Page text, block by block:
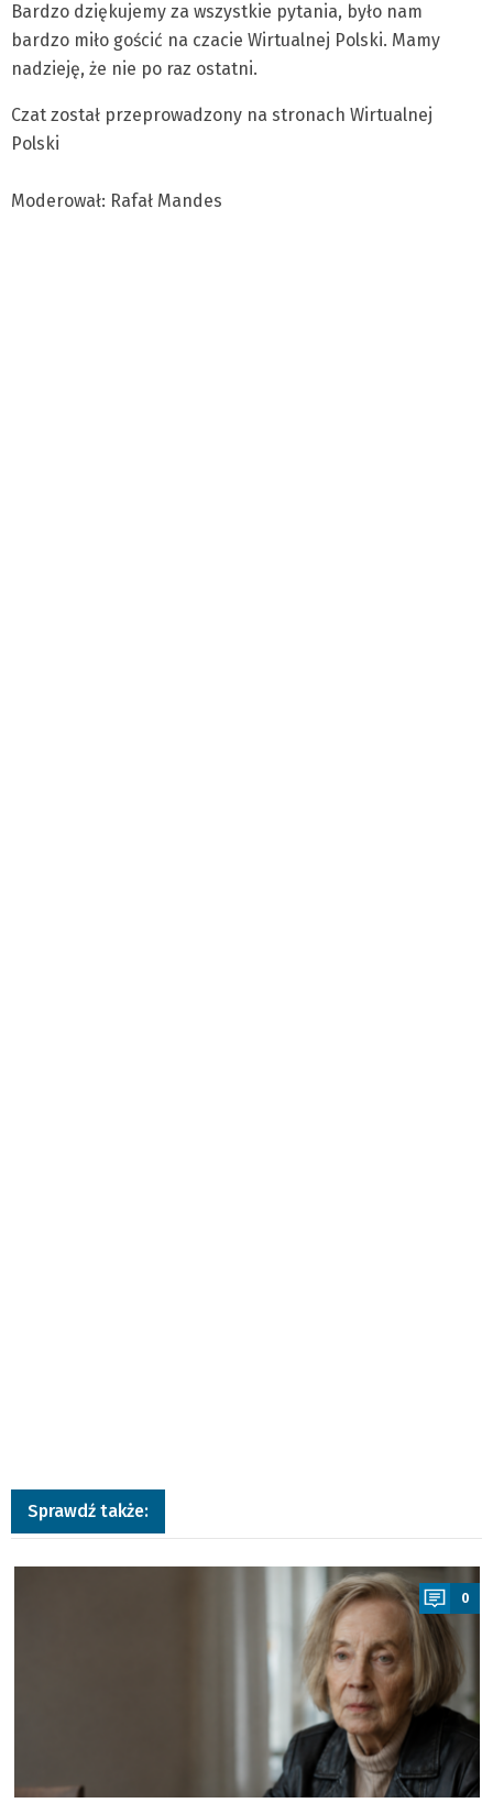
Bardzo dziękujemy za wszystkie pytania, było nam
bardzo miło gościć na czacie Wirtualnej Polski. Mamy
nadzieję, że nie po raz ostatni.
Czat został przeprowadzony na stronach Wirtualnej
Polski
Moderował: Rafał Mandes
Sprawdź także:
a
0